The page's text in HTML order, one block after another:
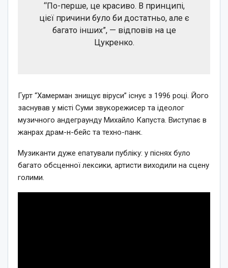
“По-перше, це красиво. В принципі,
цієї причини було би достатньо, але є
багато інших”, — відповів на це
Цукренко.
Гурт “Хамерман знищує віруси” існує з 1996 році. Його
заснував у місті Суми звукорежисер та ідеолог
музичного андеграунду Михайло Капуста. Виступає в
жанрах драм-н-бейс та техно-панк.
Музиканти дуже епатували публіку: у піснях було
багато обсценної лексики, артисти виходили на сцену
голими.